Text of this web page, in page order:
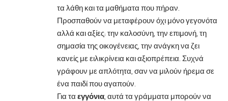
τα λάθη και τα μαθήματα που πήραν.
Προσπαθούν να μεταφέρουν όχι μόνο γεγονότα
αλλά και αξίες: την καλοσύνη, την επιμονή, τη
σημασία της οικογένειας, την ανάγκη να ζει
κανείς με ειλικρίνεια και αξιοπρέπεια. Συχνά
γράφουν με απλότητα, σαν να μιλούν ήρεμα σε
ένα παιδί που αγαπούν.
Για τα εγγόνια , αυτά τα γράμματα μπορούν να